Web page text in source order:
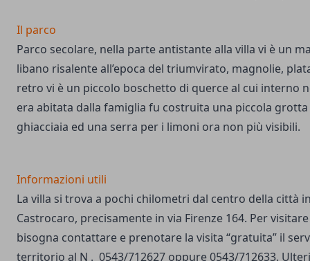
Il parco
Parco secolare, nella parte antistante alla villa vi è un
libano risalente all’epoca del triumvirato, magnolie,
retro vi è un piccolo boschetto di querce al cui interno
era abitata dalla famiglia fu costruita una piccola
ghiacciaia ed una serra per i limoni ora non più visibili.
Informazioni utili
La villa si trova a pochi chilometri dal centro della città
Castrocaro, precisamente in via Firenze 164. Per
bisogna contattare e prenotare la visita “gratuita” il
territorio al N . 0543/712627 oppure 0543/712633.